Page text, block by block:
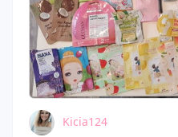
Kicia124